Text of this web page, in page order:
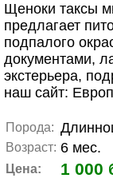
Щеноки таксы
предлагает
подпалого
документами,
экстерьера,
наш сайт:
Порода:
Возраст: 6 мес.
Цена: 1 000